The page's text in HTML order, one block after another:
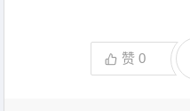
赞0